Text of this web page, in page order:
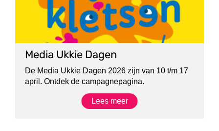
Media Ukkie Dagen
De Media Ukkie Dagen 2026 zijn van 10 t/m 17
april. Ontdek de campagnepagina.
Lees meer